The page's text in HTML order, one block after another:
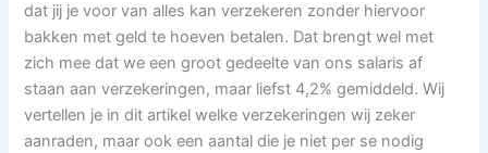
dat jij je voor van alles kan verzekeren zonder hiervoor
bakken met geld te hoeven betalen. Dat brengt wel met
zich mee dat we een groot gedeelte van ons salaris af
staan aan verzekeringen, maar liefst 4,2% gemiddeld. Wij
vertellen je in dit artikel welke verzekeringen wij zeker
aanraden, maar ook een aantal die je niet per se nodig